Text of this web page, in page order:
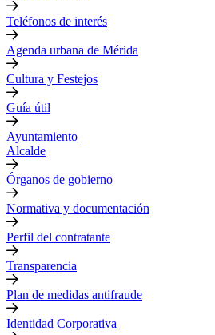
Teléfonos de interés
Agenda urbana de Mérida
Cultura y Festejos
Guía útil
Ayuntamiento
Alcalde
Órganos de gobierno
Normativa y documentación
Perfil del contratante
Transparencia
Plan de medidas antifraude
Identidad Corporativa